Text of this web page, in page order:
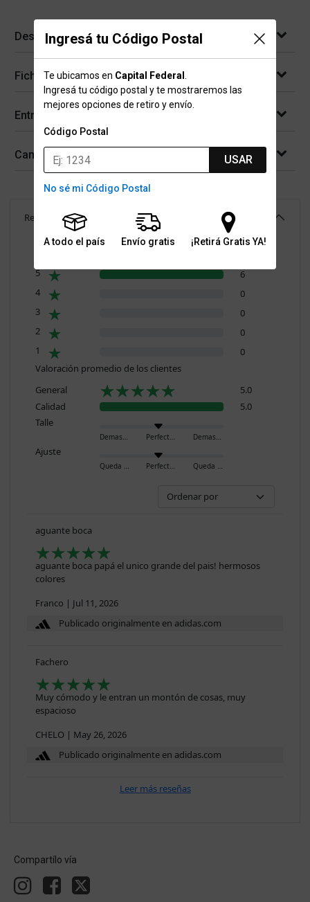
Ingresá tu Código Postal
Te ubicamos en Capital Federal
Ingresá tu código postal y te mostraremos las
mejores opciones de retiro y envío.
Código Postal
USAR
No sé mi Código Postal
A todo el país Envío gratis ¡Retirá Gratis YA!
Descripción
Ficha técnica
Entregas
Cambios y devoluciones
Reseñas (6)
5
6
4
0
3
0
2
0
1
0
Valoración promedio de los clientes
General
5.0
Calidad
5.0
Talle
Ajuste
aguante boca
aguante boca papá el unico grande del pais! hermosos
colores
Franco | Jul 11, 2026
Publicado originalmente en adidas.com
Fachero
Muy cómodo y le entran un montón de cosas, muy
espacioso
CHELO | May 26, 2026
Publicado originalmente en adidas.com
Leer más reseñas
Compartílo vía